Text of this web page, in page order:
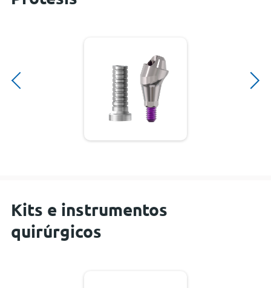
Kits e instrumentos
quirúrgicos